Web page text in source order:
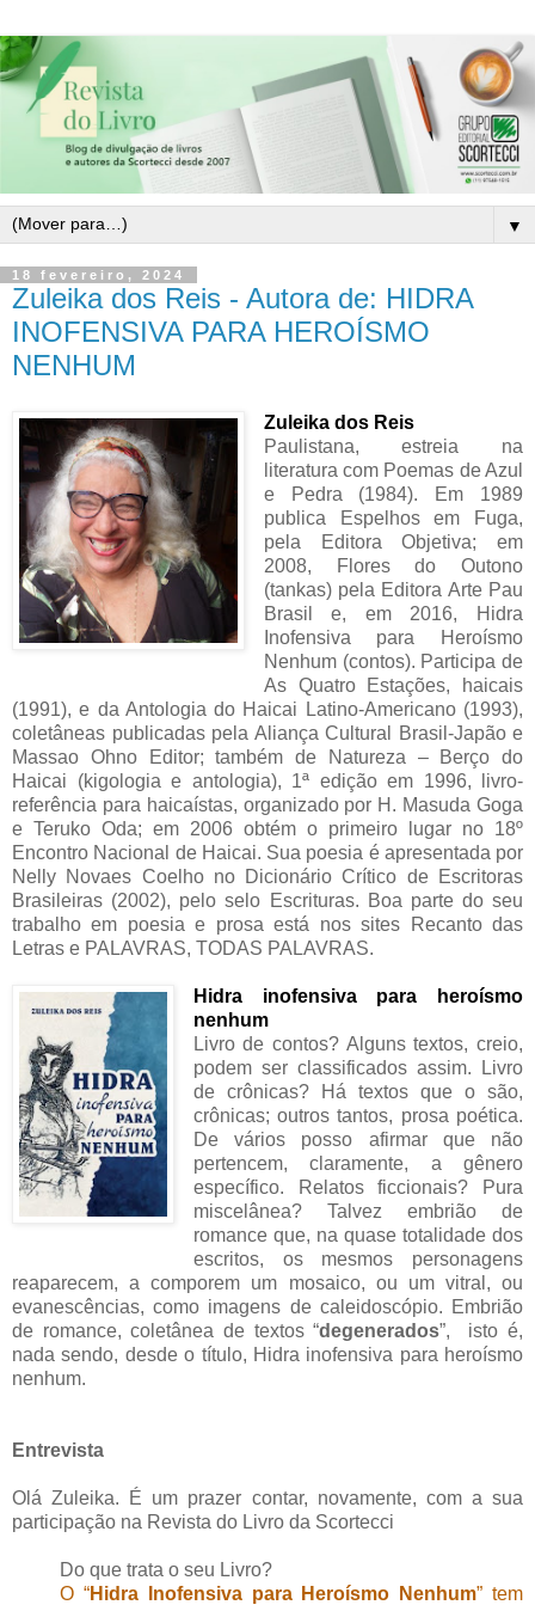
▼
18 fevereiro, 2024
Zuleika dos Reis - Autora de: HIDRA
INOFENSIVA PARA HEROÍSMO
NENHUM
Zuleika dos Reis
Paulistana, estreia na
literatura com Poemas de Azul
e Pedra (1984). Em 1989
publica Espelhos em Fuga,
pela Editora Objetiva; em
2008, Flores do Outono
(tankas) pela Editora Arte Pau
Brasil e, em 2016, Hidra
Inofensiva para Heroísmo
Nenhum (contos). Participa de
As Quatro Estações, haicais
(1991), e da Antologia do Haicai Latino-Americano (1993),
coletâneas publicadas pela Aliança Cultural Brasil-Japão e
Massao Ohno Editor; também de Natureza – Berço do
Haicai (kigologia e antologia), 1ª edição em 1996, livro-
referência para haicaístas, organizado por H. Masuda Goga
e Teruko Oda; em 2006 obtém o primeiro lugar no 18º
Encontro Nacional de Haicai. Sua poesia é apresentada por
Nelly Novaes Coelho no Dicionário Crítico de Escritoras
Brasileiras (2002), pelo selo Escrituras. Boa parte do seu
trabalho em poesia e prosa está nos sites Recanto das
Letras e PALAVRAS, TODAS PALAVRAS.
Hidra inofensiva para heroísmo
nenhum
Livro de contos? Alguns textos, creio,
podem ser classificados assim. Livro
de crônicas? Há textos que o são,
crônicas; outros tantos, prosa poética.
De vários posso afirmar que não
pertencem, claramente, a gênero
específico. Relatos ficcionais? Pura
miscelânea? Talvez embrião de
romance que, na quase totalidade dos
escritos, os mesmos personagens
reaparecem, a comporem um mosaico, ou um vitral, ou
evanescências, como imagens de caleidoscópio. Embrião
de romance, coletânea de textos “degenerados”, isto é,
nada sendo, desde o título, Hidra inofensiva para heroísmo
nenhum.
Entrevista
Olá Zuleika. É um prazer contar, novamente, com a sua
participação na Revista do Livro da Scortecci
Do que trata o seu Livro?
O “Hidra Inofensiva para Heroísmo Nenhum” tem